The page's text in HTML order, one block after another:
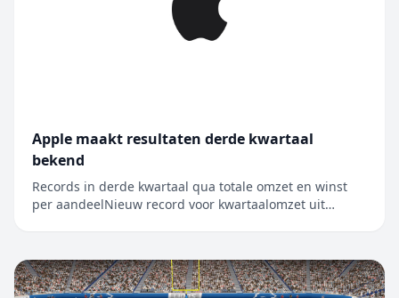
Apple maakt resultaten derde kwartaal
bekend
Records in derde kwartaal qua totale omzet en winst
per aandeelNieuw record voor kwartaalomzet uit
voor het derde kwartaal van het boekjaar 2026, dat
werd afgesloten op 27 juni 2026. De kwart...